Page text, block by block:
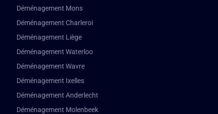
Déménagement Mons
Déménagement Charleroi
Déménagement Liège
Déménagement Waterloo
Déménagement Wavre
Déménagement Ixelles
Déménagement Anderlecht
Déménagement Molenbeek